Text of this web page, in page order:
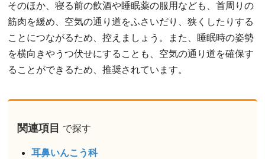
そのほか、寝る前の飲酒や睡眠薬の服用なども、首周りの
筋肉を緩め、空気の通り道をふさいだり、狭くしたりする
ことにつながるため、控えましょう。また、睡眠時の姿勢
を横向きやうつ伏せにすることも、空気の通り道を確保す
ることができるため、推奨されています。
関連項目 で探す
耳鼻いんこう科